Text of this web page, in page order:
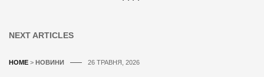
NEXT ARTICLES
HOME > НОВИНИ 26 ТРАВНЯ, 2026